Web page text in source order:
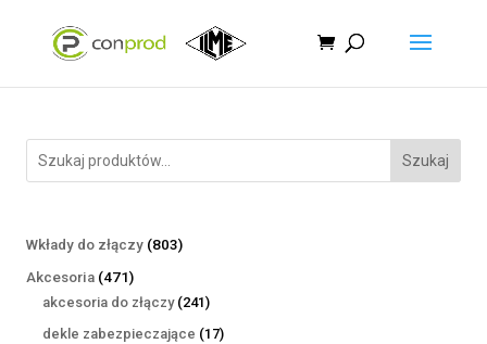
Szukaj
Wkłady do złączy 803803
Akcesoria 471471
produktów
akcesoria do złączy 241241
produktów
dekle zabezpieczające 1717